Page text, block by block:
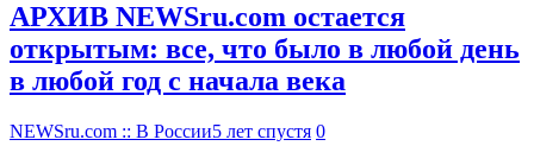
АРХИВ NEWSru.com остается
открытым: все, что было в любой день
в любой год с начала века
NEWSru.com :: В России5 лет спустя 0